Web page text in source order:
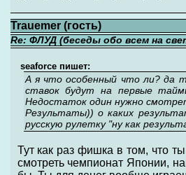
Trauemer (гость)
Re: ФЛУД (беседы обо всем на
seaforce пишет:
А я что особенный что ли? да
ставок будут на первые
Недостаток один нужно
Результаты)) о каких
русскую рулетку "ну как
Тут как раз фишка в том, что
смотреть чемпионат Японии,